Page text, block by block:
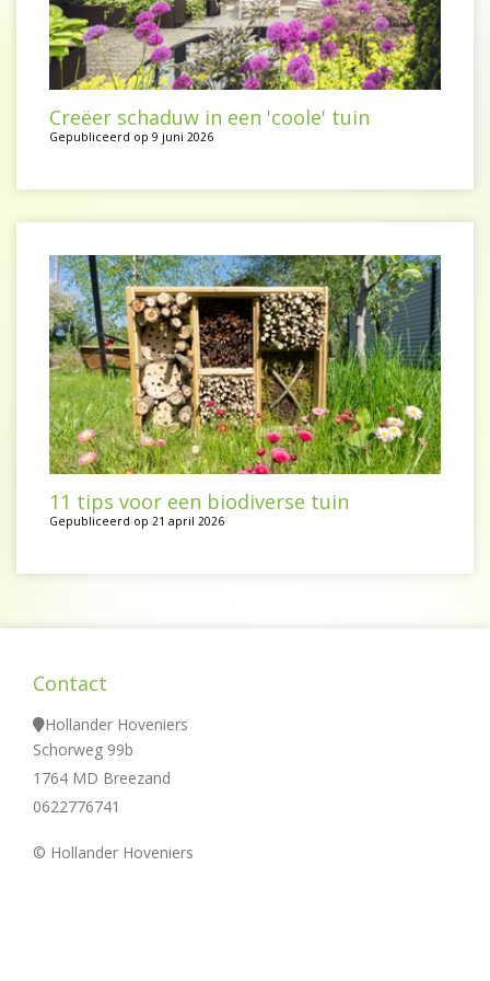
Creëer schaduw in een 'coole' tuin
Gepubliceerd op 9 juni 2026
11 tips voor een biodiverse tuin
Gepubliceerd op 21 april 2026
Contact
Hollander Hoveniers
Schorweg 99b
1764 MD Breezand
0622776741
© Hollander Hoveniers